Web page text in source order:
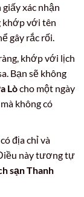
giấy xác nhận
khớp với tên
gây rắc rối.
khớp với lịch
Bạn sẽ không
Lòcho một ngày
không có
địa chỉ và
này tương tự
sạn Thanh